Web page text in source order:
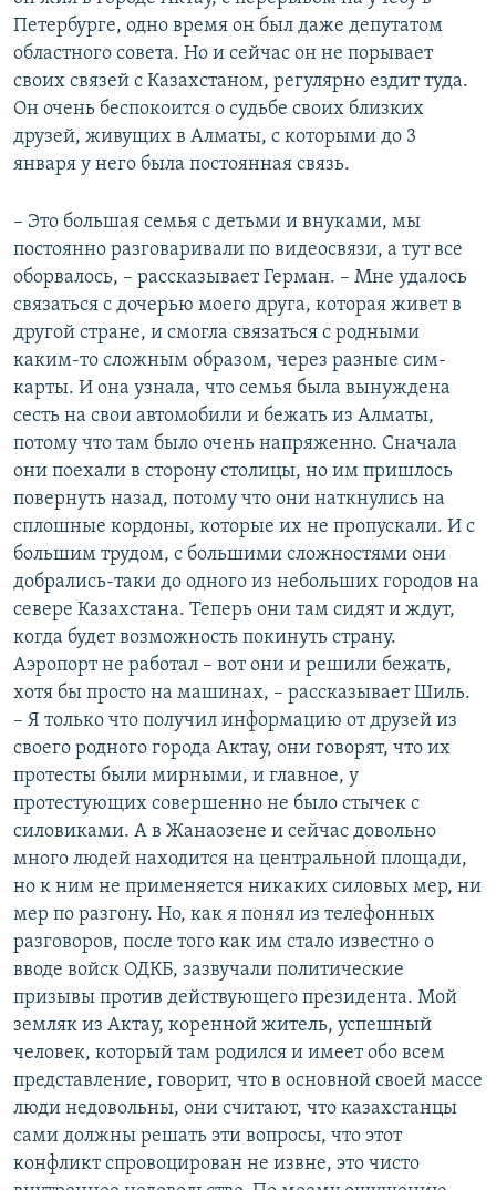
Петербурге, одно время он был даже депутатом
областного совета. Но и сейчас он не порывает
своих связей с Казахстаном, регулярно ездит туда.
Он очень беспокоится о судьбе своих близких
друзей, живущих в Алматы, с которыми до 3
января у него была постоянная связь.
– Это большая семья с детьми и внуками, мы
постоянно разговаривали по видеосвязи, а тут все
оборвалось, – рассказывает Герман. – Мне удалось
связаться с дочерью моего друга, которая живет в
другой стране, и смогла связаться с родными
каким-то сложным образом, через разные сим-
карты. И она узнала, что семья была вынуждена
сесть на свои автомобили и бежать из Алматы,
потому что там было очень напряженно. Сначала
они поехали в сторону столицы, но им пришлось
повернуть назад, потому что они наткнулись на
сплошные кордоны, которые их не пропускали. И с
большим трудом, с большими сложностями они
добрались-таки до одного из небольших городов на
севере Казахстана. Теперь они там сидят и ждут,
когда будет возможность покинуть страну.
Аэропорт не работал – вот они и решили бежать,
хотя бы просто на машинах, – рассказывает Шиль.
– Я только что получил информацию от друзей из
своего родного города Актау, они говорят, что их
протесты были мирными, и главное, у
протестующих совершенно не было стычек с
силовиками. А в Жанаозене и сейчас довольно
много людей находится на центральной площади,
но к ним не применяется никаких силовых мер, ни
мер по разгону. Но, как я понял из телефонных
разговоров, после того как им стало известно о
вводе войск ОДКБ, зазвучали политические
призывы против действующего президента. Мой
земляк из Актау, коренной житель, успешный
человек, который там родился и имеет обо всем
представление, говорит, что в основной своей массе
люди недовольны, они считают, что казахстанцы
сами должны решать эти вопросы, что этот
конфликт спровоцирован не извне, это чисто